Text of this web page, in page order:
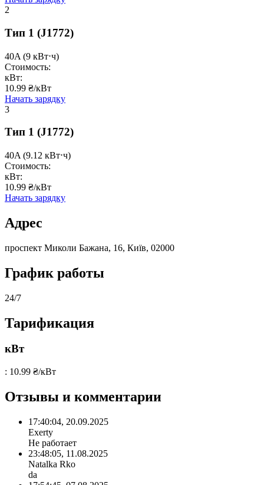
2
Тип 1 (J1772)
40A (9 кВт⋅ч)
Стоимость:
кВт:
10.99 ₴/кВт
Начать зарядку
3
Тип 1 (J1772)
40A (9.12 кВт⋅ч)
Стоимость:
кВт:
10.99 ₴/кВт
Начать зарядку
Адрес
проспект Миколи Бажана, 16, Київ, 02000
График работы
24/7
Тарификация
кВт
: 10.99 ₴/кВт
Отзывы и комментарии
17:40:04, 20.09.2025
Exerty
Не работает
23:48:05, 11.08.2025
Natalka Rko
da